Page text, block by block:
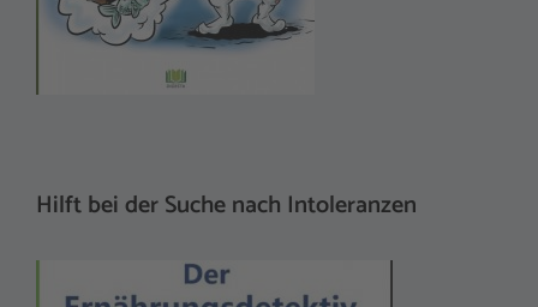
Hilft bei der Suche nach Intoleranzen